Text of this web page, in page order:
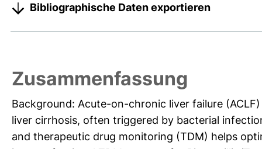
Bibliographische Daten exportieren
Zusammenfassung
Background: Acute-on-chronic liver failure
liver cirrhosis, often triggered by bacterial
and therapeutic drug monitoring (TDM) helps